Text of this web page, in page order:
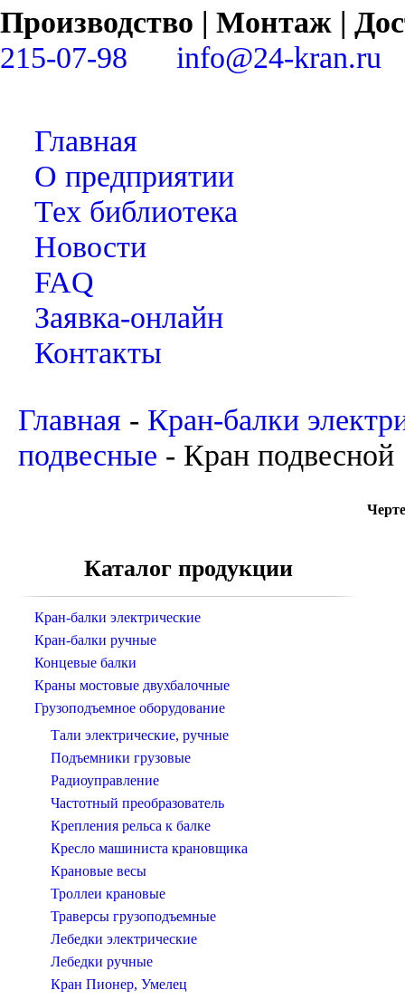
Производство | Монтаж |
215-07-98
info@24-kran.ru
Главная
О предприятии
Тех библиотека
Новости
FAQ
Заявка-онлайн
Контакты
Главная - Кран-балки
подвесные - Кран
Каталог продукции
Кран-балки электрические
Кран-балки ручные
Концевые балки
Краны мостовые двухбалочные
Грузоподъемное оборудование
Тали электрические, ручные
Подъемники грузовые
Радиоуправление
Частотный преобразователь
Крепления рельса к балке
Кресло машиниста крановщика
Крановые весы
Троллеи крановые
Траверсы грузоподъемные
Лебедки электрические
Лебедки ручные
Кран Пионер, Умелец